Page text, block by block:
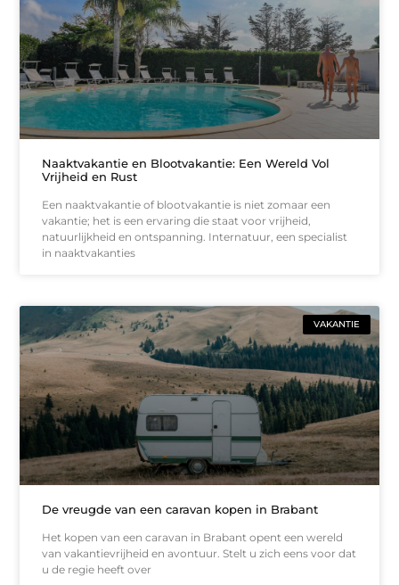
Naaktvakantie en Blootvakantie: Een Wereld Vol
Vrijheid en Rust
Een naaktvakantie of blootvakantie is niet zomaar een
vakantie; het is een ervaring die staat voor vrijheid,
natuurlijkheid en ontspanning. Internatuur, een specialist
in naaktvakanties
VAKANTIE
De vreugde van een caravan kopen in Brabant
Het kopen van een caravan in Brabant opent een wereld
van vakantievrijheid en avontuur. Stelt u zich eens voor dat
u de regie heeft over